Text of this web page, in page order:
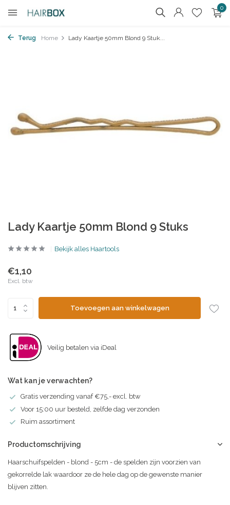
0
Terug Home Lady Kaartje 50mm Blond 9 Stuk...
Lady Kaartje 50mm Blond 9 Stuks
Bekijk alles Haartools
€1,10
Excl. btw
Toevoegen aan winkelwagen
Veilig betalen via iDeal
Wat kan je verwachten?
Gratis verzending vanaf €75,- excl. btw
Voor 15:00 uur besteld, zelfde dag verzonden
Ruim assortiment
Productomschrijving
Haarschuifspelden - blond - 5cm - de spelden zijn voorzien van
gekorrelde lak waardoor ze de hele dag op de gewenste manier
blijven zitten.